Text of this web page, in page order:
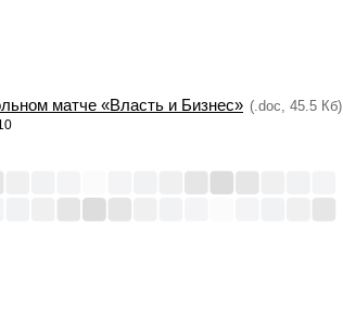
матче «Власть и Бизнес» (.doc, 45.5 Кб)